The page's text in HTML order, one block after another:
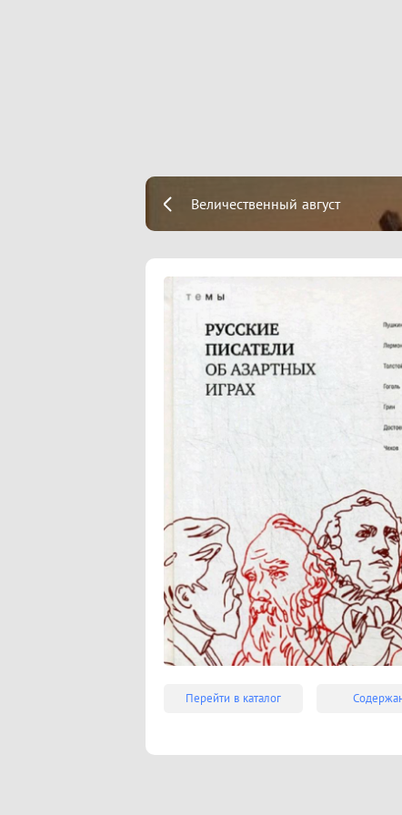
Величественный август
Перейти в каталог